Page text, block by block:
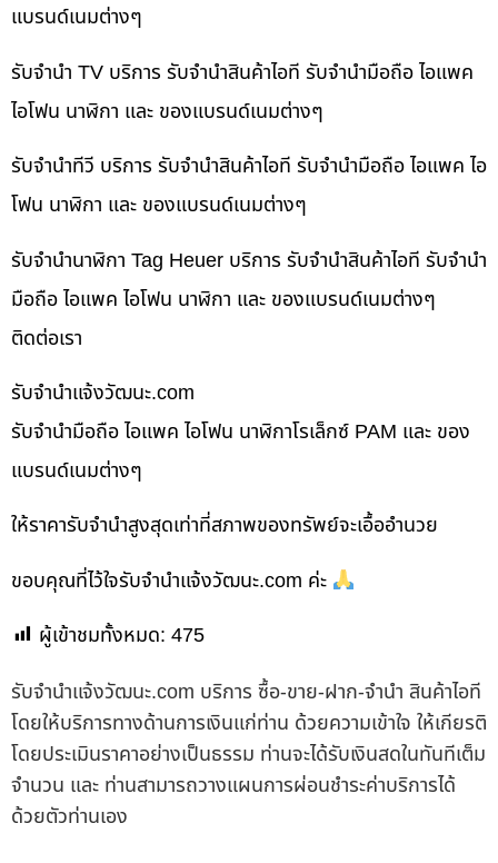
แบรนด์เนมต่างๆ
รับจำนำ TV บริการ รับจำนำสินค้าไอที รับจำนำมือถือ ไอแพค
ไอโฟน นาฬิกา และ ของแบรนด์เนมต่างๆ
รับจำนำทีวี บริการ รับจำนำสินค้าไอที รับจำนำมือถือ ไอแพค ไอ
โฟน นาฬิกา และ ของแบรนด์เนมต่างๆ
รับจำนำนาฬิกา Tag Heuer บริการ รับจำนำสินค้าไอที รับจำนำ
มือถือ ไอแพค ไอโฟน นาฬิกา และ ของแบรนด์เนมต่างๆ
ติดต่อเรา
รับจํานําแจ้งวัฒนะ.com
รับจำนำมือถือ ไอแพค ไอโฟน นาฬิกาโรเล็กซ์ PAM และ ของ
แบรนด์เนมต่างๆ
ให้ราคารับจำนำสูงสุดเท่าที่สภาพของทรัพย์จะเอื้ออำนวย
ขอบคุณที่ไว้ใจรับจำนำแจ้งวัฒนะ.com ค่ะ
ผู้เข้าชมทั้งหมด: 475
รับจํานําแจ้งวัฒนะ.com บริการ ซื้อ-ขาย-ฝาก-จำนำ สินค้าไอที
โดยให้บริการทางด้านการเงินแก่ท่าน ด้วยความเข้าใจ ให้เกียรติ
โดยประเมินราคาอย่างเป็นธรรม ท่านจะได้รับเงินสดในทันทีเต็ม
จำนวน และ ท่านสามารถวางแผนการผ่อนชำระค่าบริการได้
ด้วยตัวท่านเอง